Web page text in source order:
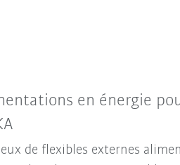
en énergie
de flexibles externes